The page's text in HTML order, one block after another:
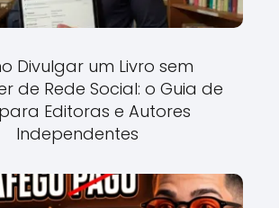
Divulgar um Livro sem
de Rede Social: o Guia de
para Editoras e Autores
Independentes